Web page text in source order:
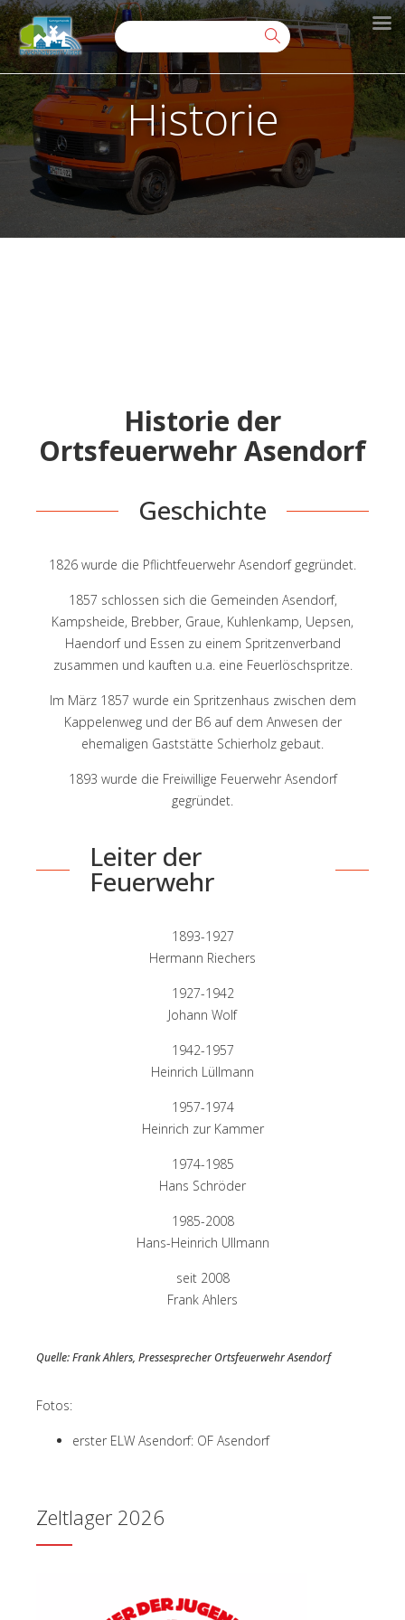
Historie
Historie der
Ortsfeuerwehr Asendorf
Geschichte
1826 wurde die Pflichtfeuerwehr Asendorf gegründet.
1857 schlossen sich die Gemeinden Asendorf,
Kampsheide, Brebber, Graue, Kuhlenkamp, Uepsen,
Haendorf und Essen zu einem Spritzenverband
zusammen und kauften u.a. eine Feuerlöschspritze.
Im März 1857 wurde ein Spritzenhaus zwischen dem
Kappelenweg und der B6 auf dem Anwesen der
ehemaligen Gaststätte Schierholz gebaut.
1893 wurde die Freiwillige Feuerwehr Asendorf
gegründet.
Leiter der
Feuerwehr
1893-1927
Hermann Riechers
1927-1942
Johann Wolf
1942-1957
Heinrich Lüllmann
1957-1974
Heinrich zur Kammer
1974-1985
Hans Schröder
1985-2008
Hans-Heinrich Ullmann
seit 2008
Frank Ahlers
Quelle: Frank Ahlers, Pressesprecher Ortsfeuerwehr Asendorf
Fotos:
erster ELW Asendorf: OF Asendorf
Zeltlager 2026